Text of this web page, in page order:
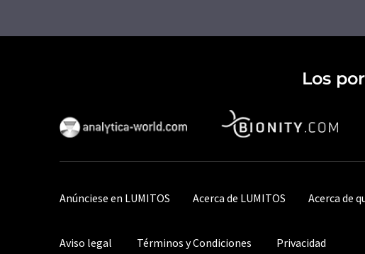
Los
Anúnciese en LUMITOS Acerca de LUMITOS Acerca de
Aviso legal Términos y Condiciones Privacidad